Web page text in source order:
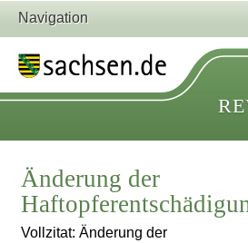
Navigation
Änderung der
Vollzitat: Änderung der